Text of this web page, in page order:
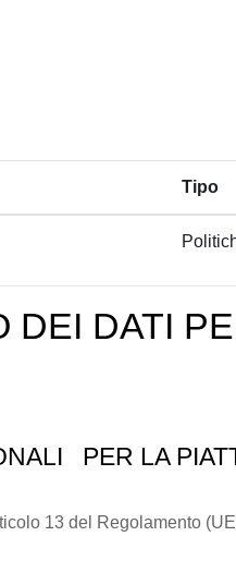
Tipo
DEI DATI
PER LA
13 del Regolamento